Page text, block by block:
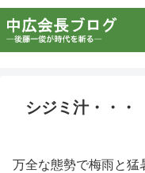
シジミ汁・・・
万全な態勢で梅雨と猛